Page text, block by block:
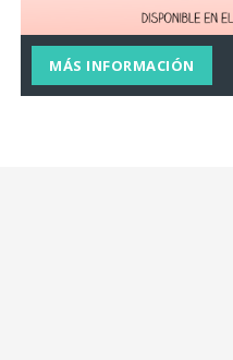
MÁS INFORMACIÓN